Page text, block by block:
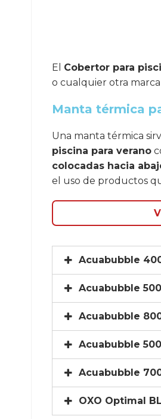
El Cobertor para
o cualquier otra marca
Manta térmica
Una manta térmica
piscina para verano
colocadas hacia
el uso de productos
Acuabubble
Acuabubble 500
Acuabubble
Acuabubble 500
Acuabubble
OXO Optimal